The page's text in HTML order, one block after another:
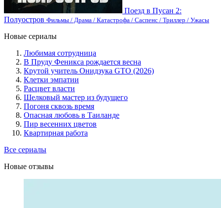
Поезд в Пусан 2:
Полуостров Фильмы / Драма / Катастрофа / Саспенс / Триллер / Ужасы
Новые сериалы
Любимая сотрудница
В Пруду Феникса рождается весна
Крутой учитель Онидзука GTO (2026)
Клетки эмпатии
Расцвет власти
Шелковый мастер из будущего
Погоня сквозь время
Опасная любовь в Таиланде
Пир весенних цветов
Квартирная работа
Все сериалы
Новые отзывы